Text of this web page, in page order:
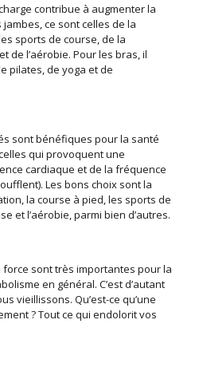
contribue à augmenter la
ce sont celles de la
sports de course, de la
de l’aérobie. Pour les bras, il
pilates, de yoga et de
sont bénéfiques pour la santé
qui provoquent une
cardiaque et de la fréquence
Les bons choix sont la
la course à pied, les sports de
et l’aérobie, parmi bien d’autres.
force sont très importantes pour la
en général. C’est d’autant
vieillissons. Qu’est-ce qu’une
? Tout ce qui endolorit vos